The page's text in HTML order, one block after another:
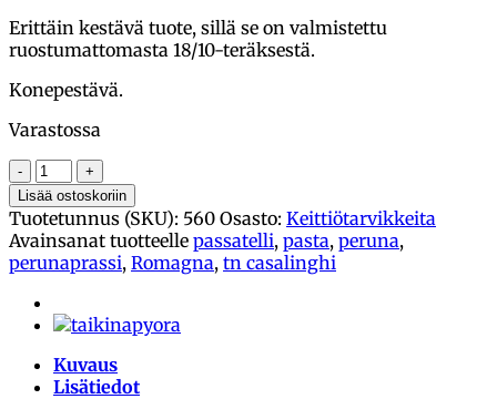
Erittäin kestävä tuote, sillä se on valmistettu
ruostumattomasta 18/10-teräksestä.
Konepestävä.
Varastossa
Perunaprässi
ja
passatelli,
Tagliapasta
määrä
Lisää ostoskoriin
Tuotetunnus (SKU): 560 Osasto: Keittiötarvikkeita
Avainsanat tuotteelle passatelli, pasta, peruna,
perunaprassi, Romagna, tn casalinghi
Kuvaus
Lisätiedot